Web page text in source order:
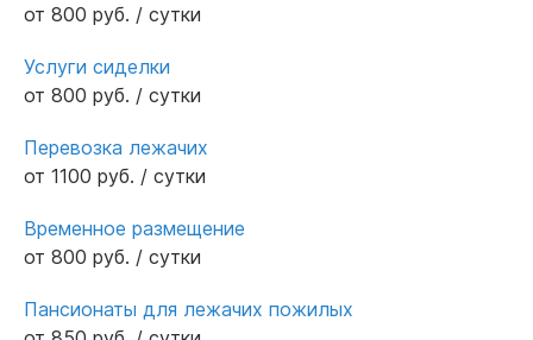
от 800 руб. / сутки
Услуги сиделки
от 800 руб. / сутки
Перевозка лежачих
от 1100 руб. / сутки
Временное размещение
от 800 руб. / сутки
Пансионаты для лежачих пожилых